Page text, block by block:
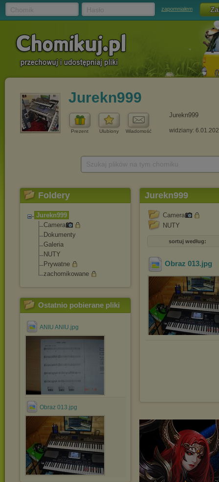
zapomniałem
Jurekn999
Prezent Ulubiony Wiadomość
Jurekn999
widziany:
Foldery
Jurekn999
Camera
Dokumenty
Galeria
NUTY
Prywatne
zachomikowane
Ostatnio pobierane pliki
ANIU ANIU.jpg
Obraz 013.jpg
Jurekn999
Camera
NUTY
sortuj według:
Obraz 013.jpg